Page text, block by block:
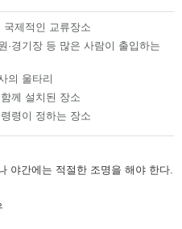
국제적인 교류장소
·경기장 등 많은 사람이 출입하는
의 울타리
께 설치된 장소
령이 정하는 장소
야간에는 적절한 조명을 해야 한다.